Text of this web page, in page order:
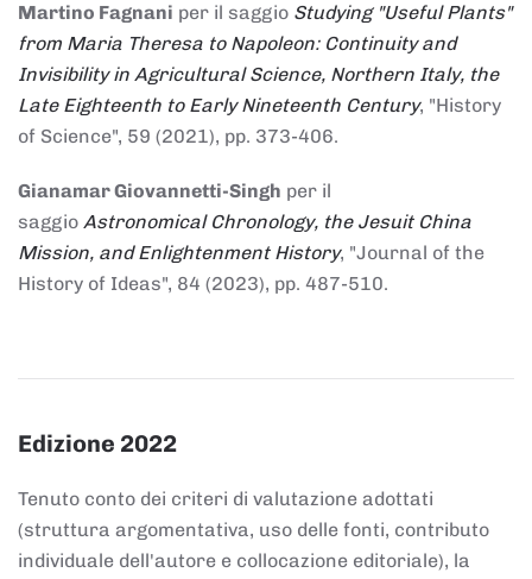
Martino Fagnani per il saggio Studying "Useful Plants"
from Maria Theresa to Napoleon: Continuity and
Invisibility in Agricultural Science, Northern Italy, the
Late Eighteenth to Early Nineteenth Century, "History
of Science", 59 (2021), pp. 373-406.
Gianamar Giovannetti-Singh per il
saggio Astronomical Chronology, the Jesuit China
Mission, and Enlightenment History, "Journal of the
History of Ideas", 84 (2023), pp. 487-510.
Edizione 2022
Tenuto conto dei criteri di valutazione adottati
(struttura argomentativa, uso delle fonti, contributo
individuale dell'autore e collocazione editoriale), la